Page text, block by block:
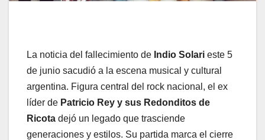
La noticia del fallecimiento de Indio Solari este 5
de junio sacudió a la escena musical y cultural
argentina. Figura central del rock nacional, el ex
líder de Patricio Rey y sus Redonditos de
Ricota dejó un legado que trasciende
generaciones y estilos. Su partida marca el cierre